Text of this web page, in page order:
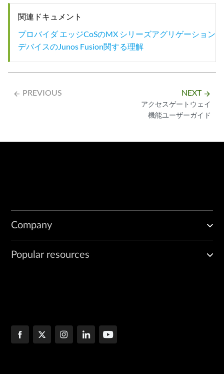
関連ドキュメント
プロバイダ エッジCoSのMX シリーズアグリゲーション
デバイスのJunos Fusion関する理解
arrow_backward PREVIOUS NEXT arrow_forward
アクセスゲートウェイ
機能ユーザーガイド
Company
Popular resources